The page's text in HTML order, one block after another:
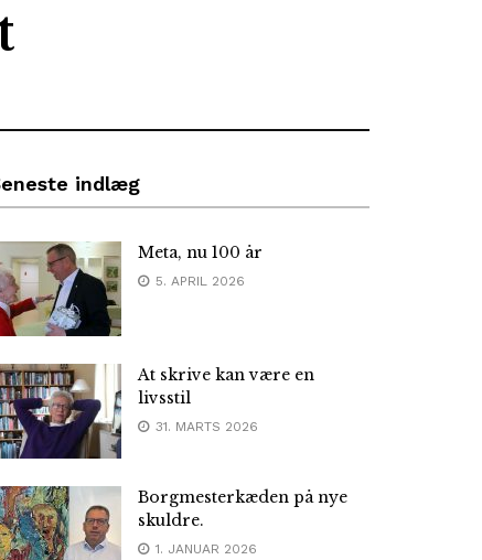
indlæg
Meta, nu 100 år
5. APRIL 2026
At skrive kan være en
livsstil
31. MARTS 2026
Borgmesterkæden på nye
skuldre.
1. JANUAR 2026